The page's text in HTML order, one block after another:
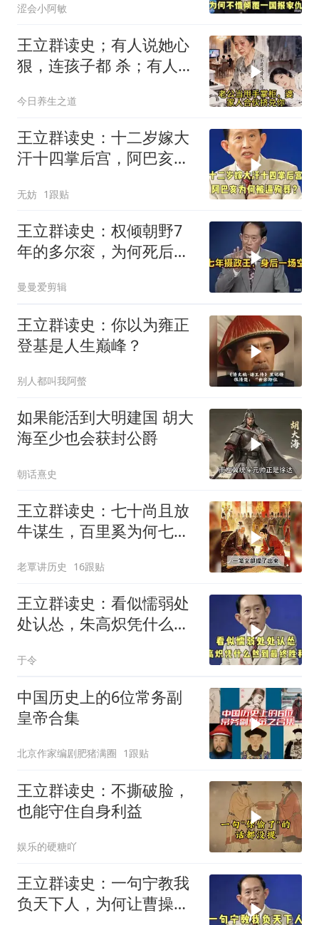
涩会小阿敏
王立群读史；有人说她心
狠，连孩子都 杀；有人说
有仇人
今日养生之道
王立群读史：十二岁嫁大
汗十四掌后宫，阿巴亥为
无妨 1跟贴
王立群读史：权倾朝野7
年的多尔衮，为何死后立
曼曼爱剪辑
王立群读史：你以为雍正
登基是人生巅峰？
别人都叫我阿螫
如果能活到大明建国 胡大
海至少也会获封公爵
朝话熹史
王立群读史：七十尚且放
牛谋生，百里奚为何七十
老覃讲历史 16跟贴
王立群读史：看似懦弱处
处认怂，朱高炽凭什么熬
于令
中国历史上的6位常务副
皇帝合集
北京作家编剧肥猪满圈 1跟贴
王立群读史：不撕破脸，
也能守住自身利益
娱乐的硬糖吖
王立群读史：一句宁教我
负天下人，为何让曹操背